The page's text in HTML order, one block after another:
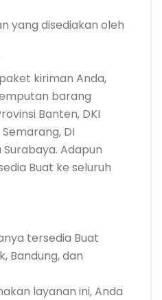
yang disediakan oleh
kiriman Anda,
barang
Banten, DKI
DI
Adapun
Buat ke seluruh
tersedia Buat
Bandung, dan
layanan ini, Anda